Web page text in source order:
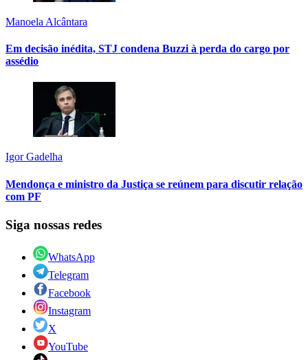
Manoela Alcântara
Em decisão inédita, STJ condena Buzzi à perda do cargo por
assédio
Igor Gadelha
Mendonça e ministro da Justiça se reúnem para discutir relação
com PF
Siga nossas redes
WhatsApp
Telegram
Facebook
Instagram
X
YouTube